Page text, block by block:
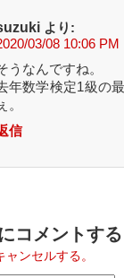
より:
03/08 10:06 PM
うなんですね。
年数学検定1級の
ぇ。
信
コメントする
ャンセルする。